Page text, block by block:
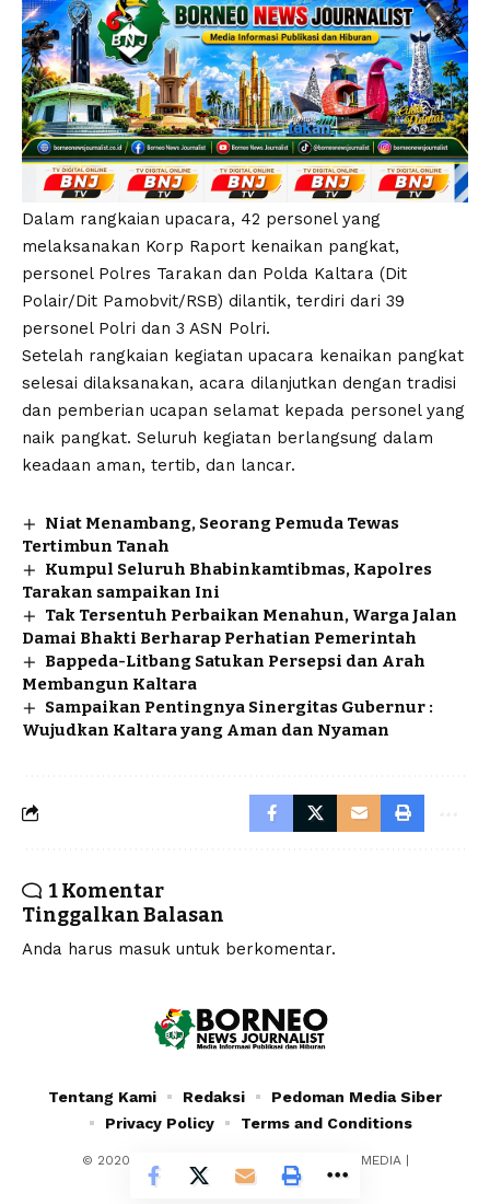
Dalam rangkaian upacara, 42 personel yang
melaksanakan Korp Raport kenaikan pangkat,
personel Polres Tarakan dan Polda Kaltara (Dit
Polair/Dit Pamobvit/RSB) dilantik, terdiri dari 39
personel Polri dan 3 ASN Polri.
Setelah rangkaian kegiatan upacara kenaikan pangkat
selesai dilaksanakan, acara dilanjutkan dengan tradisi
dan pemberian ucapan selamat kepada personel yang
naik pangkat. Seluruh kegiatan berlangsung dalam
keadaan aman, tertib, dan lancar.
Niat Menambang, Seorang Pemuda Tewas
Tertimbun Tanah
Kumpul Seluruh Bhabinkamtibmas, Kapolres
Tarakan sampaikan Ini
Tak Tersentuh Perbaikan Menahun, Warga Jalan
Damai Bhakti Berharap Perhatian Pemerintah
Bappeda-Litbang Satukan Persepsi dan Arah
Membangun Kaltara
Sampaikan Pentingnya Sinergitas Gubernur :
Wujudkan Kaltara yang Aman dan Nyaman
1 Komentar
Tinggalkan Balasan
Anda harus masuk untuk berkomentar.
© 2020 - 2024 - PT. YAFRAN BORNEO MULTIMEDIA |
Borneonewsjournalist.co.id
Tentang Kami Redaksi
Pedoman Media Siber
Privacy Policy
Terms and Conditions